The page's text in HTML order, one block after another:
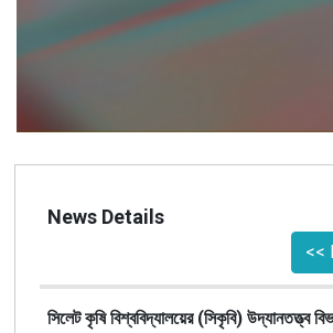
News Details
<<
সিলেট কৃষি বিশ্ববিদ্যালয়ের (সিকৃবি) উদ্যানতত্ত্ব